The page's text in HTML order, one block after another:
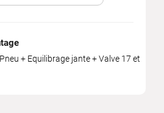
+ Equilibrage jante + Valve 17 et